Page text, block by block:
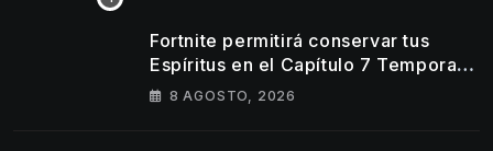
Fortnite permitirá conservar tus
Espíritus en el Capítulo 7 Temporada
4 8 AGOSTO, 2026